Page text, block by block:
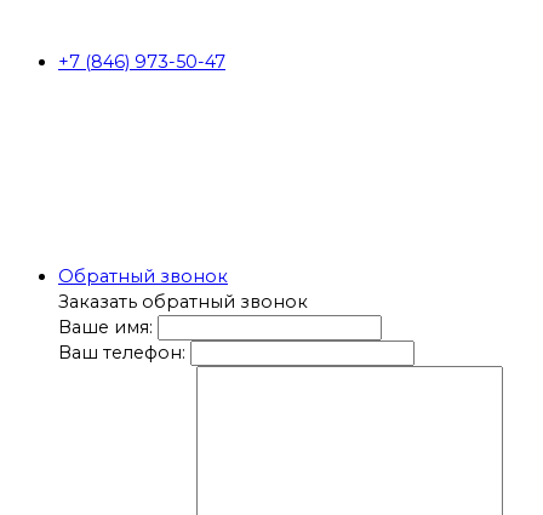
+7 (846) 973-50-47
Обратный звонок
Заказать обратный звонок
Ваше имя:
Ваш телефон: